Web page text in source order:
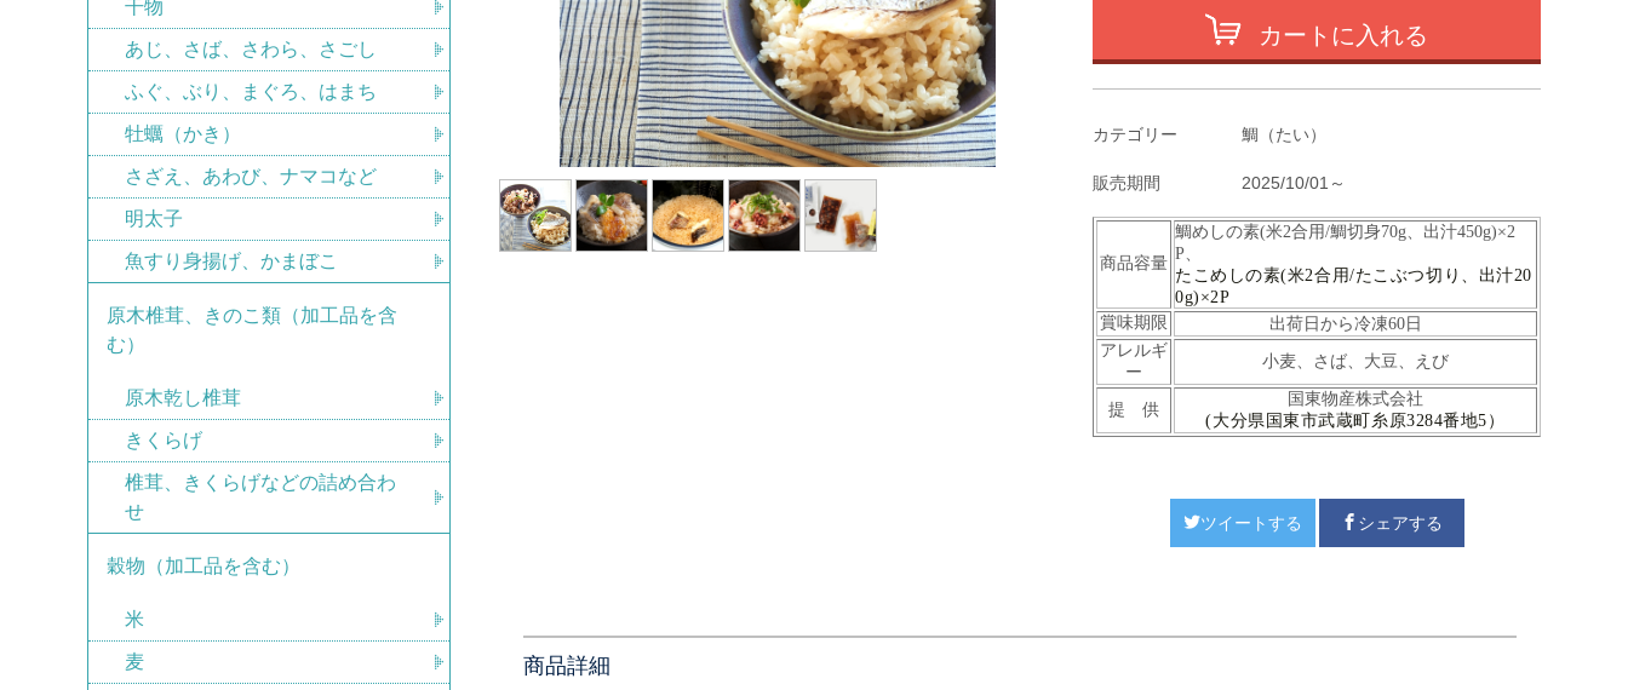
カートに入れる
カテゴリー 鯛（たい）
販売期間 2025/10/01～
商品容量
鯛めしの素(米2合用/鯛切身70g、出汁450g)×2
P、
たこめしの素(米2合用/たこぶつ切り、出汁20
0g)×2P
賞味期限
出荷日から冷凍60日
アレルギ
ー
小麦、さば、大豆、えび
提 供
国東物産株式会社
(大分県国東市武蔵町糸原3284番地5）
ツイートする シェアする
商品詳細
干物
あじ、さば、さわら、さごし
ふぐ、ぶり、まぐろ、はまち
牡蠣（かき）
さざえ、あわび、ナマコなど
明太子
魚すり身揚げ、かまぼこ
原木椎茸、きのこ類（加工品を含
む）
原木乾し椎茸
きくらげ
椎茸、きくらげなどの詰め合わ
せ
穀物（加工品を含む）
米
麦